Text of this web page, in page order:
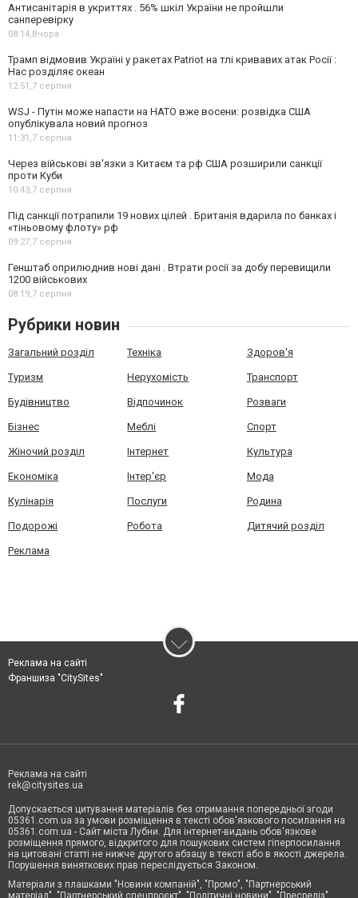
Антисанітарія в укриттях . 56% шкіл України не пройшли
санперевірку
08:14, Вчора
Трамп відмовив Україні у ракетах Patriot на тлі кривавих атак Росії :
Нас розділяє океан
12:51,7 серпня
WSJ - Путін може напасти на НАТО вже восени: розвідка США
опублікувала новий прогноз
11:31,7 серпня
Через військові зв'язки з Китаєм та рф США розширили санкції
проти Куби
10:43,7 серпня
Під санкції потрапили 19 нових цілей . Британія вдарила по банках і
«тіньовому флоту» рф
09:27,7 серпня
Генштаб оприлюднив нові дані . Втрати росії за добу перевищили
1200 військових
08:19,7 серпня
Рубрики новин
Загальний розділ Техніка Здоров'я
Туризм Нерухомість Транспорт
Будівництво Відпочинок Розваги
Бізнес Меблі Спорт
Жіночий розділ Інтернет Культура
Економіка Інтер'єр Мода
Кулінарія Послуги Родина
Подорожі Робота Дитячий розділ
Реклама
Реклама на сайті
Франшиза "CitySites"
Реклама на сайті
rek@citysites.ua
Допускається цитування матеріалів без отримання попередньої згоди
05361.com.ua за умови розміщення в тексті обов'язкового посилання на
05361.com.ua - Сайт міста Лубни. Для інтернет-видань обов'язкове
розміщення прямого, відкритого для пошукових систем гіперпосилання
на цитовані статті не нижче другого абзацу в тексті або в якості джерела.
Порушення виняткових прав переслідується Законом.
Матеріали з плашками "Новини компаній", "Промо", "Партнерський